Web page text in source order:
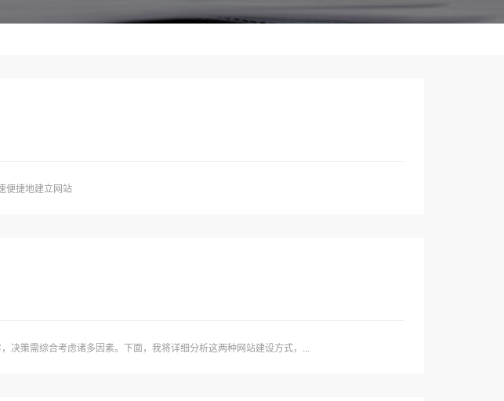
便捷地建立网站
策需综合考虑诸多因素。下面，我将详细分析这两种网站建设方式，...